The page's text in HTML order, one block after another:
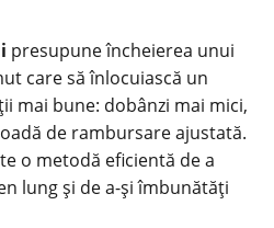
presupune încheierea unui
care să înlocuiască un
mai bune: dobânzi mai mici,
de rambursare ajustată.
o metodă eficientă de a
lung și de a-și îmbunătăți